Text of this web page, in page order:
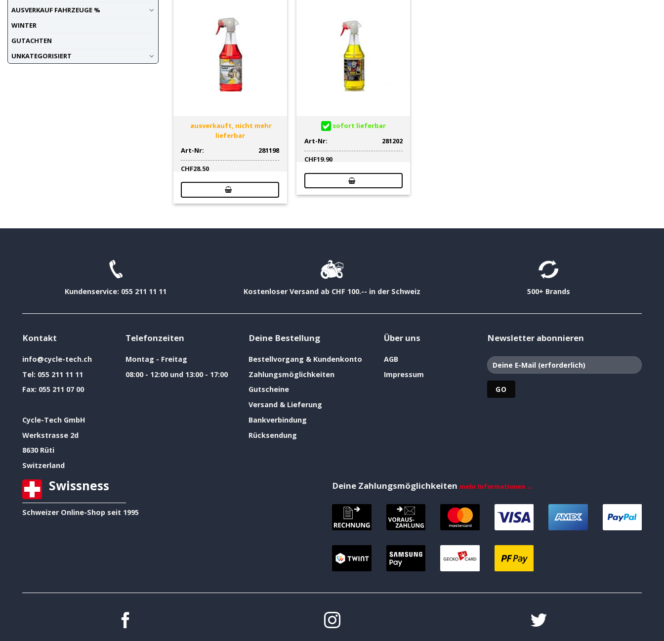
AUSVERKAUF FAHRZEUGE %
WINTER
GUTACHTEN
UNKATEGORISIERT
ausverkauft, nicht mehr
lieferbar
Art-Nr:
281198
CHF28.50
sofort lieferbar
Art-Nr:
281202
CHF19.90
Kundenservice: 055 211 11 11 Kostenloser Versand ab CHF 100.-- in der Schweiz 500+ Brands
Kontakt
info@cycle-tech.ch
Tel: 055 211 11 11
Fax: 055 211 07 00
Cycle-Tech GmbH
Werkstrasse 2d
8630 Rüti
Switzerland
Telefonzeiten
Montag - Freitag
08:00 - 12:00 und 13:00 - 17:00
Deine Bestellung
Bestellvorgang & Kundenkonto
Zahlungsmöglichkeiten
Gutscheine
Versand & Lieferung
Bankverbindung
Rücksendung
Über uns
AGB
Impressum
Newsletter abonnieren
Swissness
Schweizer Online-Shop seit 1995
Deine Zahlungsmöglichkeiten mehr Informationen →